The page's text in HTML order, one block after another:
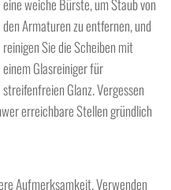
eine weiche Bürste, um Staub von
den Armaturen zu entfernen, und
reinigen Sie die Scheiben mit
einem Glasreiniger für
streifenfreien Glanz. Vergessen
erreichbare Stellen gründlich
Aufmerksamkeit. Verwenden